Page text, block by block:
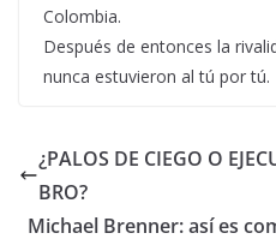
Colombia.
Después de entonces la
nunca estuvieron al tú por tú.
¿PALOS DE CIEGO O
BRO?
Michael Brenner: así es